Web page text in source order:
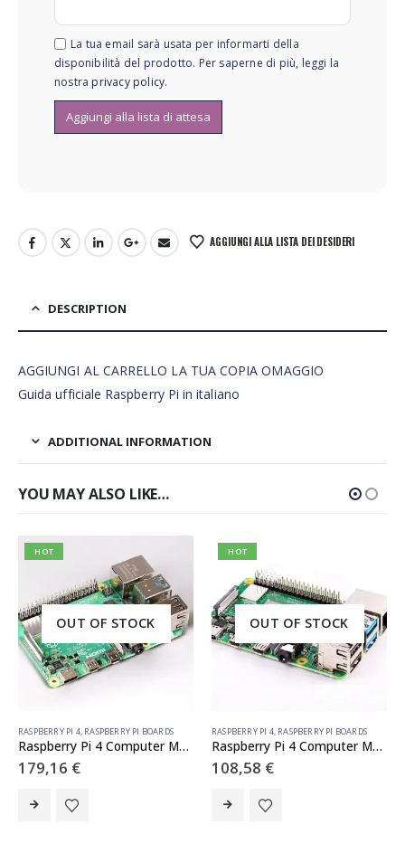
La tua email sarà usata per informarti della
disponibilità del prodotto. Per saperne di più, leggi la
nostra privacy policy.
AGGIUNGI ALLA LISTA DEI DESIDERI
DESCRIPTION
AGGIUNGI AL CARRELLO LA TUA COPIA OMAGGIO
Guida ufficiale Raspberry Pi in italiano
ADDITIONAL INFORMATION
YOU MAY ALSO LIKE…
HOT
OUT OF STOCK
RASPBERRY PI 4, RASPBERRY PI BOARDS
Raspberry Pi 4 Computer Model B 8GB RAM
179,16 €
HOT
OUT OF STOCK
RASPBERRY PI 4, RASPBERRY PI BOARDS
Raspberry Pi 4 Computer Model B 4GB RAM
108,58 €